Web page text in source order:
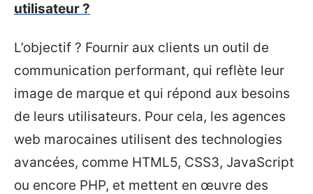
utilisateur ?
L’objectif ? Fournir aux clients un outil de
communication performant, qui reflète leur
image de marque et qui répond aux besoins
de leurs utilisateurs. Pour cela, les agences
web marocaines utilisent des technologies
avancées, comme HTML5, CSS3, JavaScript
ou encore PHP, et mettent en œuvre des